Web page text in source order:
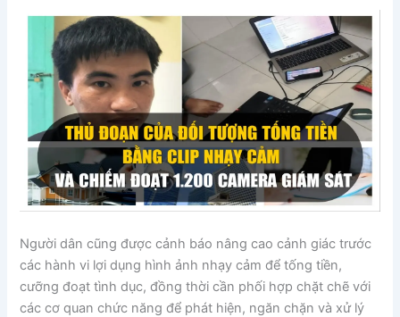
Người dân cũng được cảnh báo nâng cao cảnh giác trước
các hành vi lợi dụng hình ảnh nhạy cảm để tống tiền,
cưỡng đoạt tình dục, đồng thời cần phối hợp chặt chẽ với
các cơ quan chức năng để phát hiện, ngăn chặn và xử lý